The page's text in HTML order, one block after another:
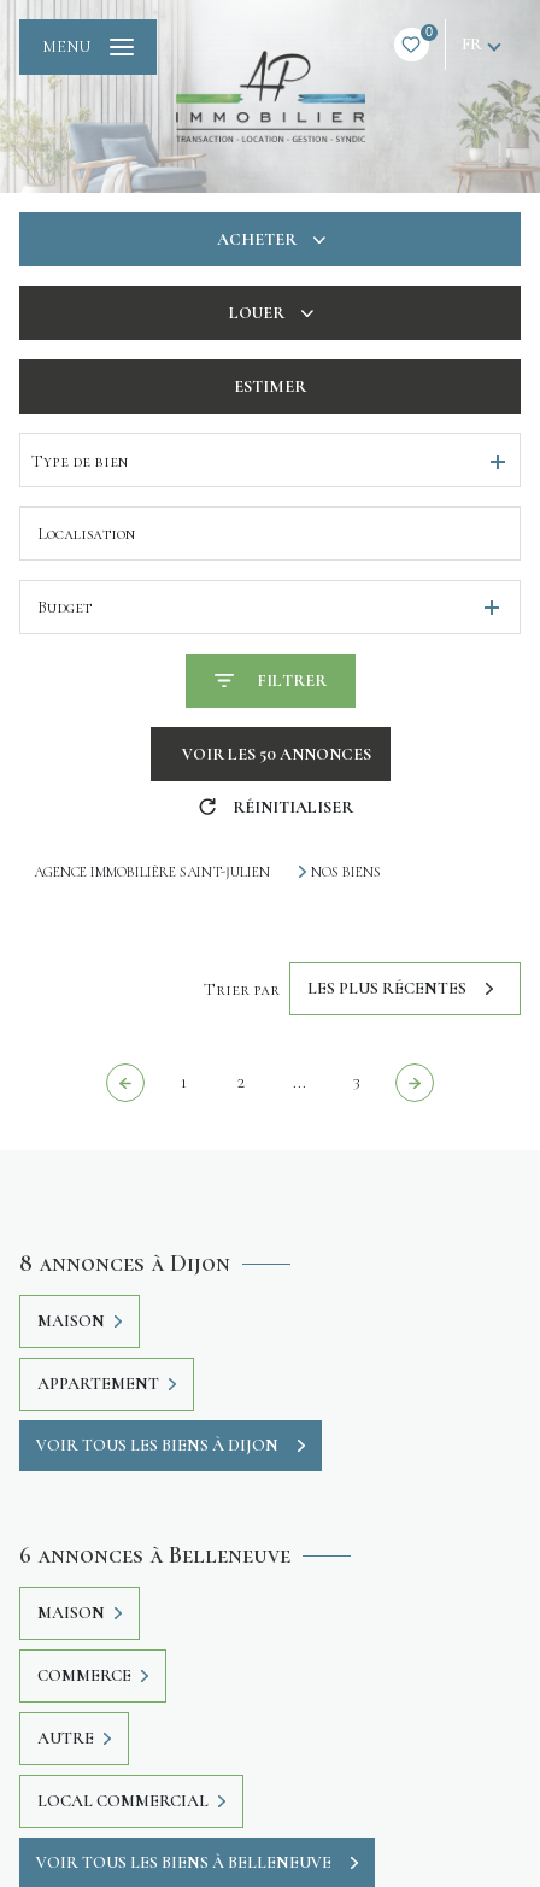
0
FR
MENU
ACHETER
LOUER
ESTIMER
Type de bien
Budget
FILTRER
VOIR LES 50ANNONCES
RÉINITIALISER
AGENCE IMMOBILIÈRE SAINT-JULIEN NOS BIENS
Trier par LES PLUS RÉCENTES
1 2 ... 3
8 annonces à Dijon
MAISON
APPARTEMENT
VOIR TOUS LES BIENS À DIJON
6 annonces à Belleneuve
MAISON
COMMERCE
AUTRE
LOCAL COMMERCIAL
VOIR TOUS LES BIENS À BELLENEUVE